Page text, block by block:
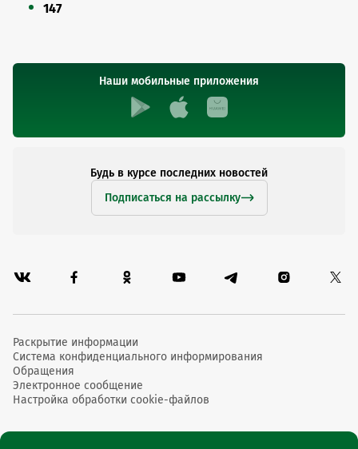
147
Наши мобильные приложения
Будь в курсе последних новостей
Подписаться на рассылку
Раскрытие информации
Система конфиденциального информирования
Обращения
Электронное сообщение
Настройка обработки cookie-файлов